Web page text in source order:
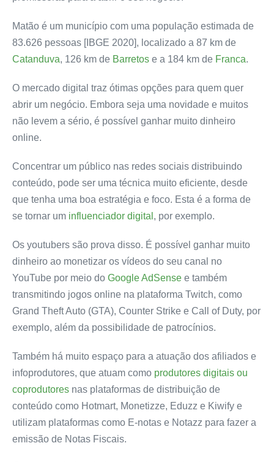
Matão é um município com uma população estimada de
83.626 pessoas [IBGE 2020], localizado a 87 km de
Catanduva, 126 km de Barretos e a 184 km de Franca.
O mercado digital traz ótimas opções para quem quer
abrir um negócio. Embora seja uma novidade e muitos
não levem a sério, é possível ganhar muito dinheiro
online.
Concentrar um público nas redes sociais distribuindo
conteúdo, pode ser uma técnica muito eficiente, desde
que tenha uma boa estratégia e foco. Esta é a forma de
se tornar um influenciador digital , por exemplo.
Os youtubers são prova disso. É possível ganhar muito
dinheiro ao monetizar os vídeos do seu canal no
YouTube por meio do Google AdSense e também
transmitindo jogos online na plataforma Twitch, como
Grand Theft Auto (GTA), Counter Strike e Call of Duty, por
exemplo, além da possibilidade de patrocínios.
Também há muito espaço para a atuação dos afiliados e
infoprodutores, que atuam como produtores digitais ou
coprodutores nas plataformas de distribuição de
conteúdo como Hotmart, Monetizze, Eduzz e Kiwify e
utilizam plataformas como E-notas e Notazz para fazer a
emissão de Notas Fiscais.